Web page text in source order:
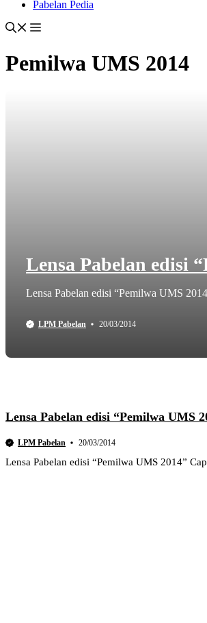
Pabelan Pedia
Pemilwa UMS 2014
Lensa Pabelan edisi
Lensa Pabelan edisi “Pemilwa UMS
LPM Pabelan 20/03/2014
Lensa Pabelan edisi “Pemilwa UMS
LPM Pabelan 20/03/2014
Lensa Pabelan edisi “Pemilwa UMS 2014”